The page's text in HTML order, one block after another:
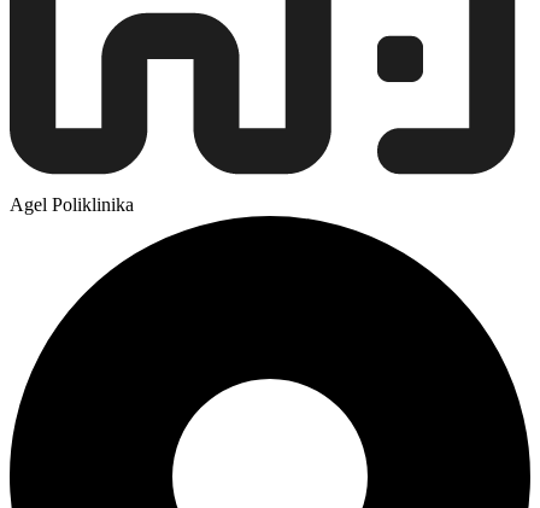
Agel Poliklinika